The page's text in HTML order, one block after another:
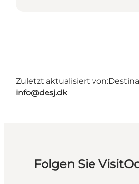
Zuletzt aktualisiert von:
info@desj.dk
Folgen Sie